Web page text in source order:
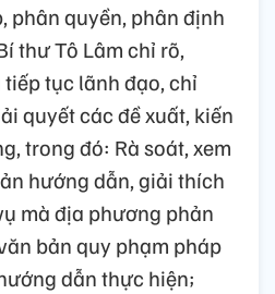
phân quyền, phân định
thư Tô Lâm chỉ rõ,
tục lãnh đạo, chỉ
quyết các đề xuất, kiến
trong đó: Rà soát, xem
hướng dẫn, giải thích
mà địa phương phản
bản quy phạm pháp
dẫn thực hiện;